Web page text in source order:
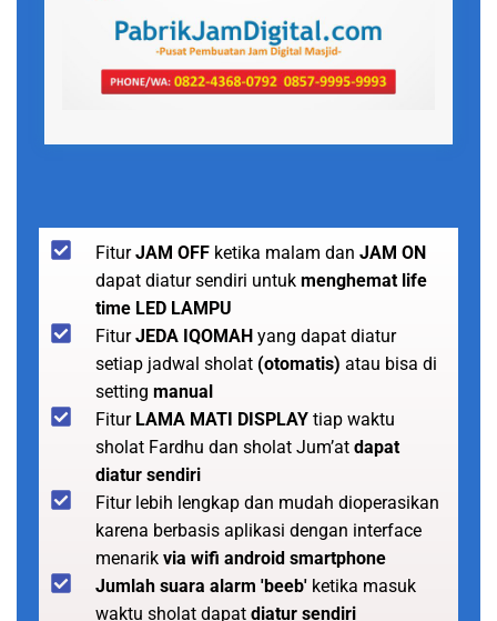
FiturJAM OFF ketika malam dan JAM ON
dapat diatur sendiri untuk menghemat life
time LED LAMPU
FiturJEDA IQOMAH yang dapat diatur
setiap jadwal sholat (otomatis) atau bisa di
setting manual
Fitur LAMA MATI DISPLAY tiap waktu
sholat Fardhu dan sholat Jum’at dapat
diatur sendiri
Fitur lebih lengkap dan mudah dioperasikan
karena berbasis aplikasi dengan interface
menarik via wifi android smartphone
Jumlah suara alarm 'beeb' ketika masuk
waktu sholat dapat diatur sendiri